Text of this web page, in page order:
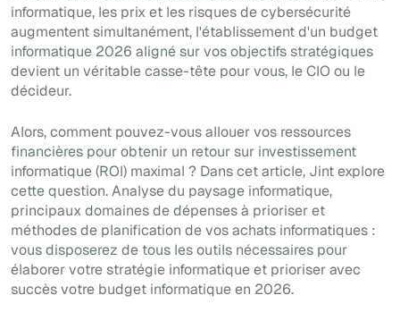
informatique, les prix et les risques de cybersécurité
augmentent simultanément, l'établissement d'un budget
informatique 2026 aligné sur vos objectifs stratégiques
devient un véritable casse-tête pour vous, le CIO ou le
décideur.
Alors, comment pouvez-vous allouer vos ressources
financières pour obtenir un retour sur investissement
informatique (ROI) maximal ? Dans cet article, Jint explore
cette question. Analyse du paysage informatique,
principaux domaines de dépenses à prioriser et
méthodes de planification de vos achats informatiques :
vous disposerez de tous les outils nécessaires pour
élaborer votre stratégie informatique et prioriser avec
succès votre budget informatique en 2026.